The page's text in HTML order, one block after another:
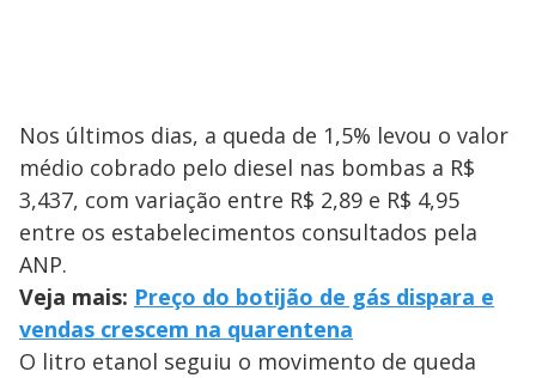
Nos últimos dias, a queda de 1,5% levou o valor
médio cobrado pelo diesel nas bombas a R$
3,437, com variação entre R$ 2,89 e R$ 4,95
entre os estabelecimentos consultados pela
ANP.
Veja mais: Preço do botijão de gás dispara e
vendas crescem na quarentena
O litro etanol seguiu o movimento de queda